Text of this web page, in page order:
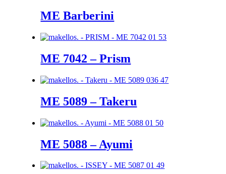
ME Barberini
ME 7042 – Prism
ME 5089 – Takeru
ME 5088 – Ayumi